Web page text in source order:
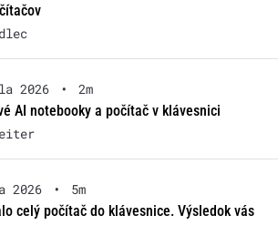
2026 •
2m
AI notebooky a počítač v klávesnici
2026 •
5m
celý počítač do klávesnice. Výsledok vás